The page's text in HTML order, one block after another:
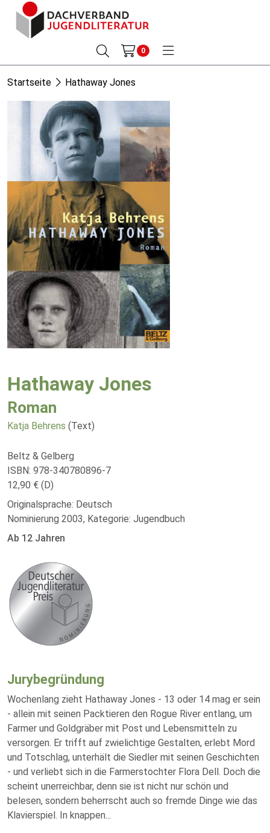
0
Startseite Hathaway Jones
Hathaway Jones
Roman
Katja Behrens (Text)
Beltz & Gelberg
ISBN: 978-340780896-7
12,90 € (D)
Originalsprache: Deutsch
Nominierung 2003, Kategorie: Jugendbuch
Ab 12 Jahren
Jurybegründung
Wochenlang zieht Hathaway Jones - 13 oder 14 mag er sein
- allein mit seinen Packtieren den Rogue River entlang, um
Farmer und Goldgräber mit Post und Lebensmitteln zu
versorgen. Er trifft auf zwielichtige Gestalten, erlebt Mord
und Totschlag, unterhält die Siedler mit seinen Geschichten
- und verliebt sich in die Farmerstochter Flora Dell. Doch die
scheint unerreichbar, denn sie ist nicht nur schön und
belesen, sondern beherrscht auch so fremde Dinge wie das
Klavierspiel. In knappen...